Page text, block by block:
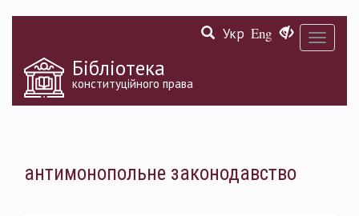
Toggle
Укр Eng
Бібліотека
конституційного права
антимонопольне законодавство